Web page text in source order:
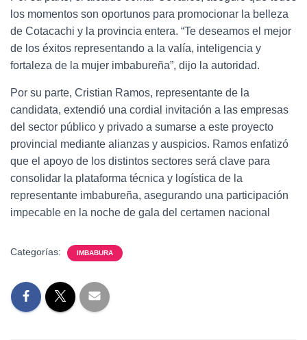
los momentos son oportunos para promocionar la belleza
de Cotacachi y la provincia entera. “Te deseamos el mejor
de los éxitos representando a la valía, inteligencia y
fortaleza de la mujer imbabureña”, dijo la autoridad.
Por su parte, Cristian Ramos, representante de la
candidata, extendió una cordial invitación a las empresas
del sector público y privado a sumarse a este proyecto
provincial mediante alianzas y auspicios. Ramos enfatizó
que el apoyo de los distintos sectores será clave para
consolidar la plataforma técnica y logística de la
representante imbabureña, asegurando una participación
impecable en la noche de gala del certamen nacional
Categorías: IMBABURA